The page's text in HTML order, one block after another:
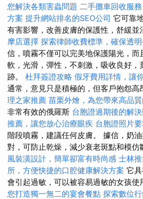
您解決各類害蟲問題 二手攤車回收服
方案 提升網站排名的SEO公司 它可靠
有害影響，改善皮膚的保護性，舒緩並
摩店選擇 探索律師收費標準，確保透
信，噴霧不僅可以完美地保護陽光，而
軟，光滑，彈性，不刺激，吸收良好，
跡。 杜拜簽證攻略 假牙費用詳情，讓
通常，意見只是積極的，但客戶抱怨高
理之家推薦 苗栗外燴，為您帶來高品
非常有效的俄羅斯 台胞證過期後的解
推薦，讓您放心治療眼疾 台胞證照片
階段噴霧，建議任何皮膚。 據信，奶
對，可防止乾燥，減少衰老斑點和模仿
風裝潢設計，簡單卻富有時尚感 士林
所，方便快捷的口腔健康解決方案 它
會引起過敏，可以被容易過敏的女孩使
您打造獨一無二的宴會餐點 探索數位